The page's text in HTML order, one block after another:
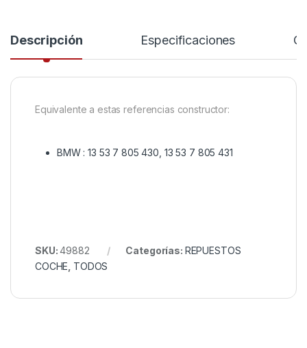
Descripción Especificaciones
Equivalente a estas referencias constructor:
BMW :13 53 7 805 430, 13 53 7 805 431
SKU:49882 Categorías: REPUESTOS
COCHE TODOS